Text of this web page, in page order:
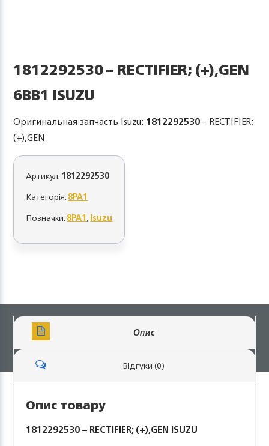
1812292530 – RECTIFIER; (+),GEN
6BB1 ISUZU
Оригинальная запчасть Isuzu: 1812292530– RECTIFIER;
(+),GEN
Артикул:1812292530
Категорія:8PA1
Позначки:8PA1,Isuzu
Опис
Відгуки (0)
Опис товару
1812292530 – RECTIFIER; (+),GEN ISUZU